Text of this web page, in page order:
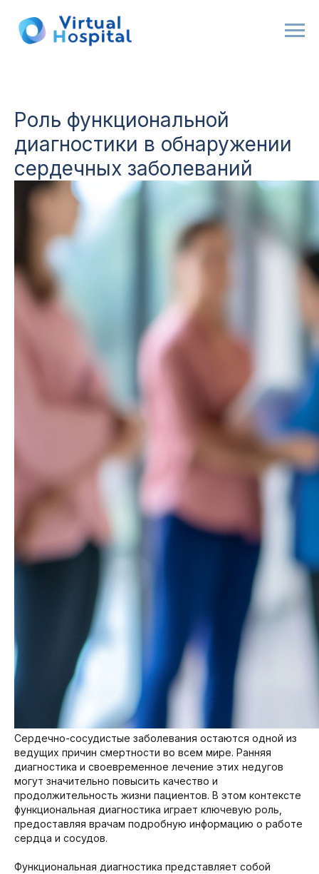
Роль функциональной
диагностики в обнаружении
сердечных заболеваний
Сердечно-сосудистые заболевания остаются одной из
ведущих причин смертности во всем мире. Ранняя
диагностика и своевременное лечение этих недугов
могут значительно повысить качество и
продолжительность жизни пациентов. В этом контексте
функциональная диагностика играет ключевую роль,
предоставляя врачам подробную информацию о работе
сердца и сосудов.
Функциональная диагностика представляет собой